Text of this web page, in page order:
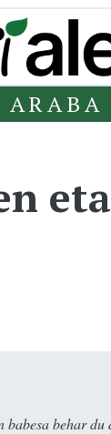
ARABA
behar